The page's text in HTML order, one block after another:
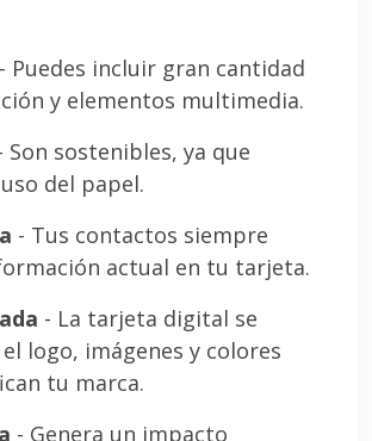
- Puedes incluir gran cantidad
y elementos multimedia.
Son sostenibles, ya que
del papel.
- Tus contactos siempre
actual en tu tarjeta.
- La tarjeta digital se
logo, imágenes y colores
tu marca.
- Genera un impacto